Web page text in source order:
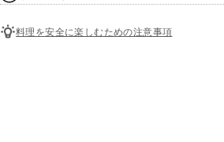
料理を安全に楽しむための注意事項